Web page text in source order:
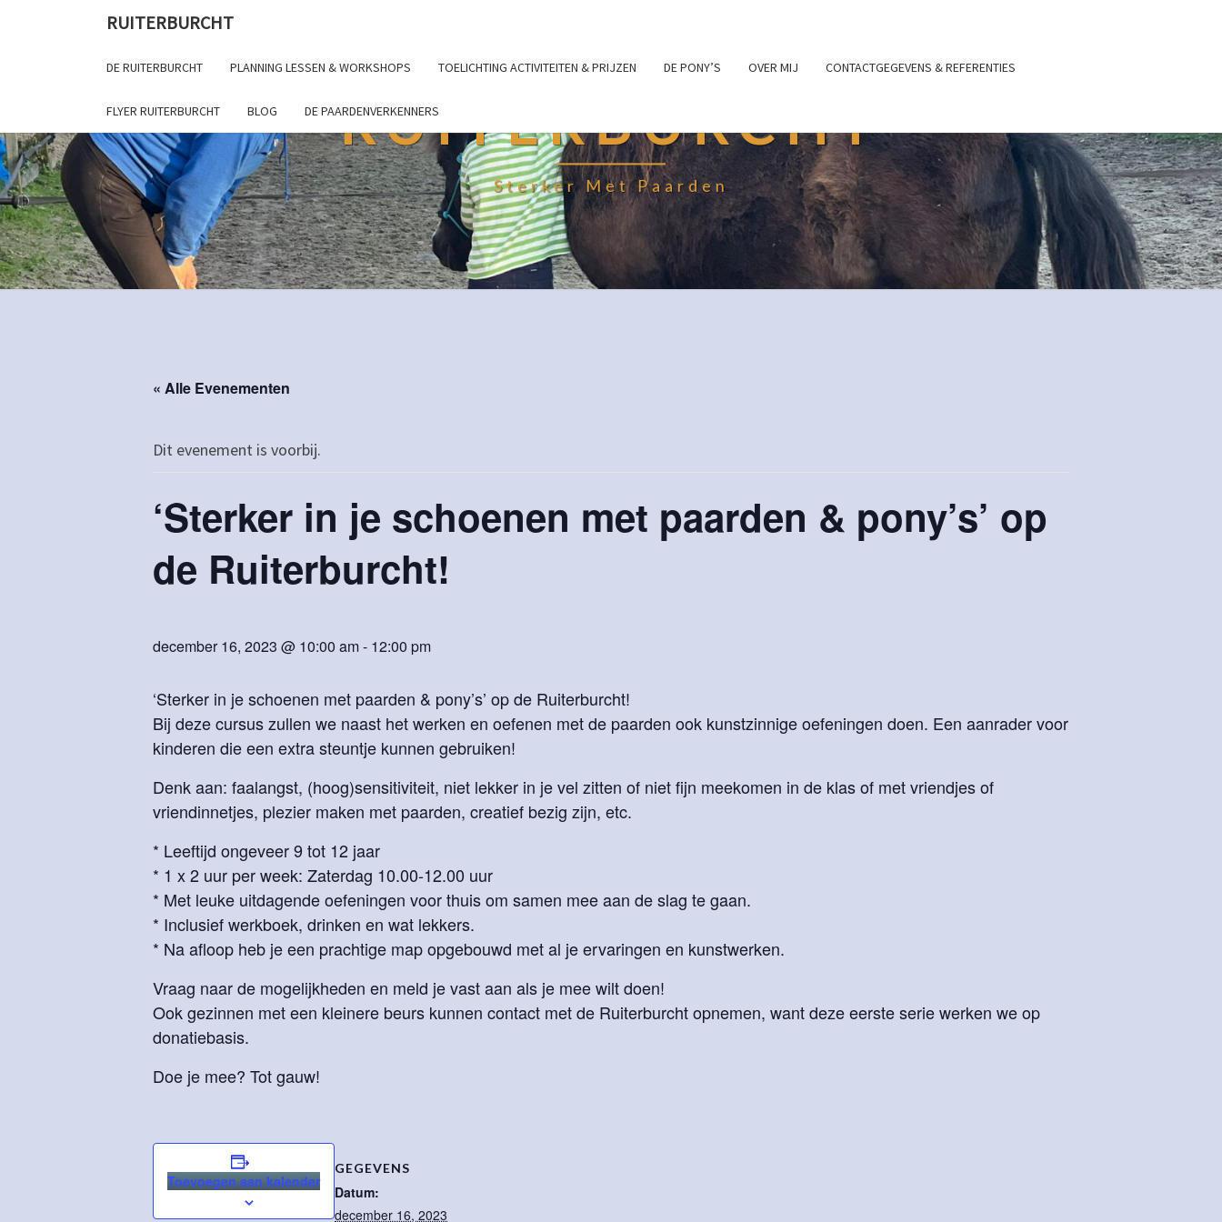
RUITERBURCHT
DE RUITERBURCHT PLANNING LESSEN & WORKSHOPS TOELICHTING ACTIVITEITEN & PRIJZEN DE PONY’S OVER MIJ CONTACTGEGEVENS & REFERENTIES
FLYER RUITERBURCHT BLOG DE PAARDENVERKENNERS
RUITERBURCHT
Sterker Met Paarden
« Alle Evenementen
Dit evenement is voorbij.
‘Sterker in je schoenen met paarden & pony’s’ op
de Ruiterburcht!
december 16, 2023 @ 10:00 am- 12:00 pm
‘Sterker in je schoenen met paarden & pony’s’ op de Ruiterburcht!
Bij deze cursus zullen we naast het werken en oefenen met de paarden ook kunstzinnige oefeningen doen. Een aanrader voor
kinderen die een extra steuntje kunnen gebruiken!
Denk aan: faalangst, (hoog)sensitiviteit, niet lekker in je vel zitten of niet fijn meekomen in de klas of met vriendjes of
vriendinnetjes, plezier maken met paarden, creatief bezig zijn, etc.
* Leeftijd ongeveer 9 tot 12 jaar
* 1 x 2 uur per week: Zaterdag 10.00-12.00 uur
* Met leuke uitdagende oefeningen voor thuis om samen mee aan de slag te gaan.
* Inclusief werkboek, drinken en wat lekkers.
* Na afloop heb je een prachtige map opgebouwd met al je ervaringen en kunstwerken.
Vraag naar de mogelijkheden en meld je vast aan als je mee wilt doen!
Ook gezinnen met een kleinere beurs kunnen contact met de Ruiterburcht opnemen, want deze eerste serie werken we op
donatiebasis.
Doe je mee? Tot gauw!
Toevoegen aan kalender
GEGEVENS
Datum:
december 16, 2023